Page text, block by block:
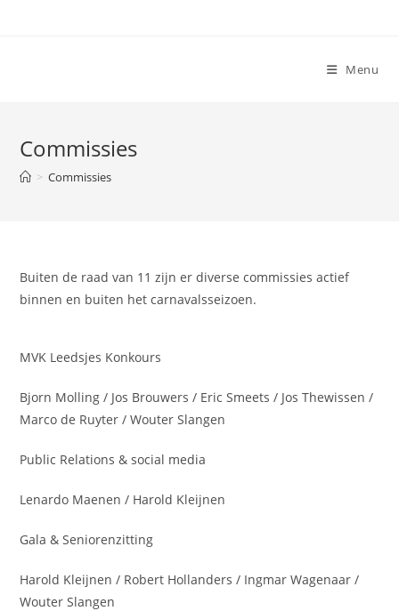
Menu
Commissies
> Commissies
Buiten de raad van 11 zijn er diverse commissies actief
binnen en buiten het carnavalsseizoen.
MVK Leedsjes Konkours
Bjorn Molling / Jos Brouwers / Eric Smeets / Jos Thewissen /
Marco de Ruyter / Wouter Slangen
Public Relations & social media
Lenardo Maenen / Harold Kleijnen
Gala & Seniorenzitting
Harold Kleijnen / Robert Hollanders / Ingmar Wagenaar /
Wouter Slangen